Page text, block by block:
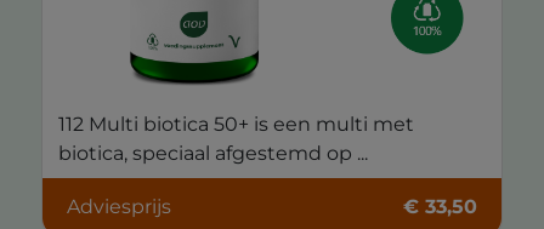
112 Multi biotica 50+ is een multi met
biotica, speciaal afgestemd op ...
Adviesprijs € 33,50